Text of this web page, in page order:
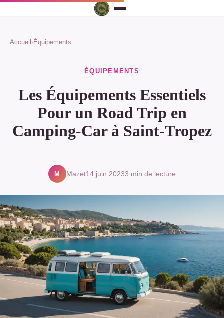
Accueil ›Équipements
ÉQUIPEMENTS
Les Équipements Essentiels
Pour un Road Trip en
Camping-Car à Saint-Tropez
M Mazet14 juin 20233 min de lecture